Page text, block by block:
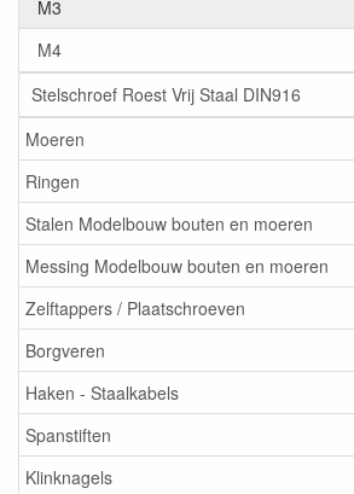
M3
M4
Stelschroef Roest Vrij Staal DIN916
Moeren
Ringen
Stalen Modelbouw bouten en moeren
Messing Modelbouw bouten en moeren
Zelftappers / Plaatschroeven
Borgveren
Haken - Staalkabels
Spanstiften
Klinknagels